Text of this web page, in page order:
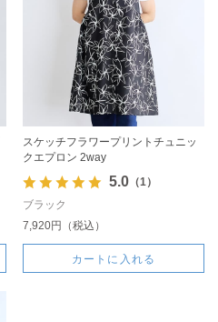
スケッチフラワープリントチュニッ
クエプロン 2way
5.0（1）
ブラック
7,920円（税込）
カートに入れる